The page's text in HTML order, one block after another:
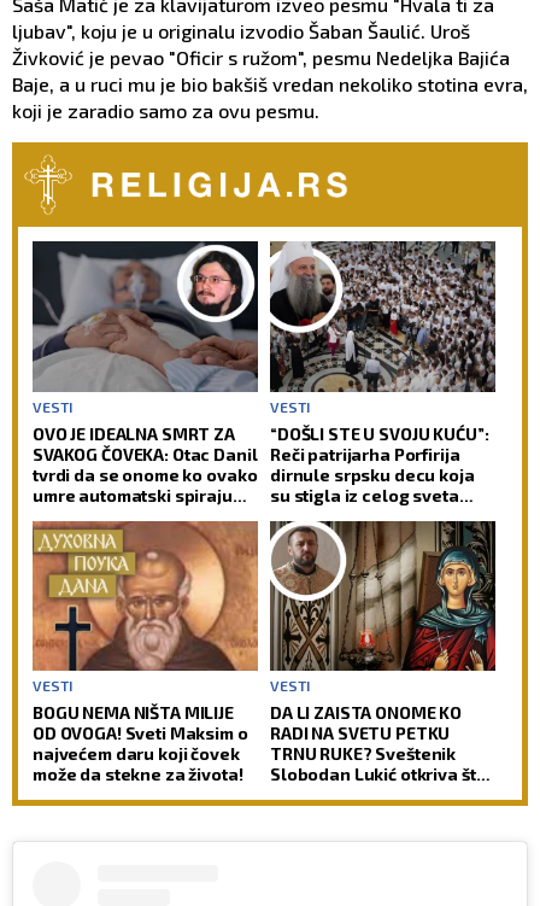
Saša Matić je za klavijaturom izveo pesmu "Hvala ti za
ljubav", koju je u originalu izvodio Šaban Šaulić. Uroš
Živković je pevao "Oficir s ružom", pesmu Nedeljka Bajića
Baje, a u ruci mu je bio bakšiš vredan nekoliko stotina evra,
koji je zaradio samo za ovu pesmu.
VESTI
OVO JE IDEALNA SMRT ZA
SVAKOG ČOVEKA: Otac Danil
tvrdi da se onome ko ovako
umre automatski spiraju
VESTI
“DOŠLI STE U SVOJU KUĆU”:
Reči patrijarha Porfirija
dirnule srpsku decu koja
su stigla iz celog sveta
VESTI
BOGU NEMA NIŠTA MILIJE
OD OVOGA! Sveti Maksim o
najvećem daru koji čovek
može da stekne za života!
VESTI
DA LI ZAISTA ONOME KO
RADI NA SVETU PETKU
TRNU RUKE? Sveštenik
Slobodan Lukić otkriva šta